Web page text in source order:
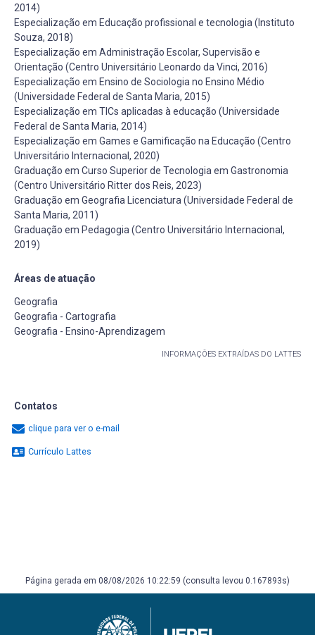
2014)
Especialização em Educação profissional e tecnologia (Instituto
Souza, 2018)
Especialização em Administração Escolar, Supervisão e
Orientação (Centro Universitário Leonardo da Vinci, 2016)
Especialização em Ensino de Sociologia no Ensino Médio
(Universidade Federal de Santa Maria, 2015)
Especialização em TICs aplicadas à educação (Universidade
Federal de Santa Maria, 2014)
Especialização em Games e Gamificação na Educação (Centro
Universitário Internacional, 2020)
Graduação em Curso Superior de Tecnologia em Gastronomia
(Centro Universitário Ritter dos Reis, 2023)
Graduação em Geografia Licenciatura (Universidade Federal de
Santa Maria, 2011)
Graduação em Pedagogia (Centro Universitário Internacional,
2019)
Áreas de atuação
Geografia
Geografia - Cartografia
Geografia - Ensino-Aprendizagem
INFORMAÇÕES EXTRAÍDAS DO LATTES
Contatos
clique para ver o e-mail
Currículo Lattes
Página gerada em 08/08/2026 10:22:59 (consulta levou 0.167893s)